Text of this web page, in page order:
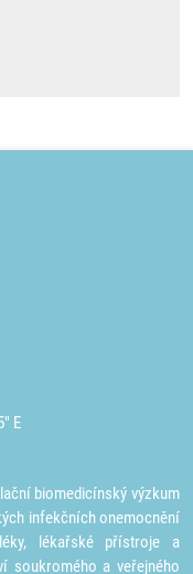
E
biomedicínský výzkum
infekčních onemocnění
lékařské přístroje a
soukromého a veřejného